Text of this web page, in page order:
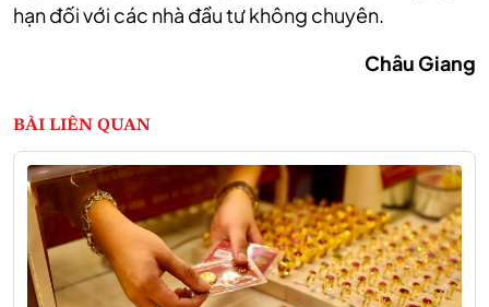
hạn đối với các nhà đầu tư không chuyên.
Châu Giang
BÀI LIÊN QUAN